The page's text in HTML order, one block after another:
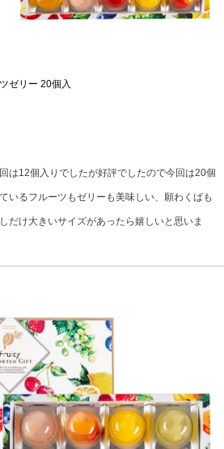
ゼリー 20個入
は12個入りでしたが好評でしたので今回は20個
いるフルーツもゼリーも美味しい、願わくばも
だけ大きいサイズがあったら嬉しいと思いま